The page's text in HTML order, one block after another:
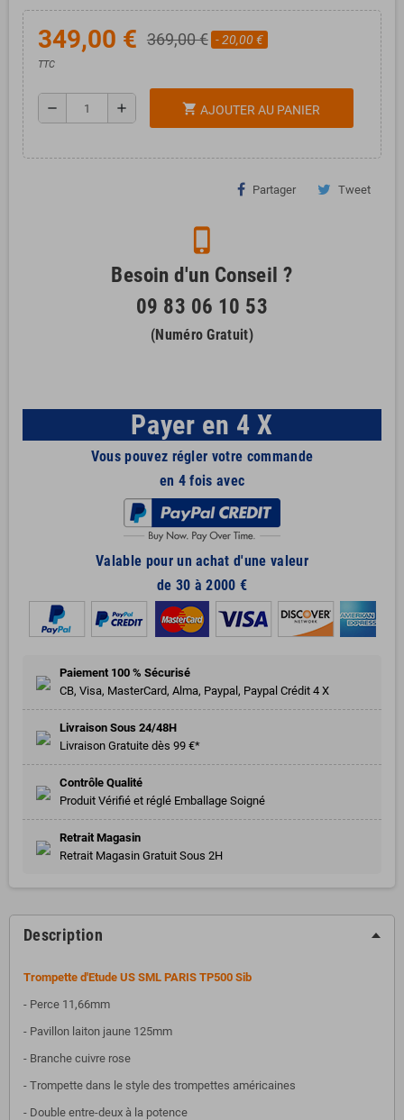
349,00 € 369,00 € - 20,00 €
TTC
remove add shopping_cart AJOUTER AU PANIER
Partager Tweet
phone_iphone
Besoin d'un Conseil ?
09 83 06 10 53
(Numéro Gratuit)
Payer en 4 X
Vous pouvez régler votre commande
en 4 fois avec
Valable pour un achat d'une valeur
de 30 à 2000 €
Paiement 100 % Sécurisé
CB, Visa, MasterCard, Alma, Paypal, Paypal Crédit 4 X
Livraison Sous 24/48H
Livraison Gratuite dès 99 €*
Contrôle Qualité
Produit Vérifié et réglé Emballage Soigné
Retrait Magasin
Retrait Magasin Gratuit Sous 2H
Description
Trompette d'Etude US SML PARIS TP500 Sib
- Perce 11,66mm
- Pavillon laiton jaune 125mm
- Branche cuivre rose
- Trompette dans le style des trompettes américaines
- Double entre-deux à la potence